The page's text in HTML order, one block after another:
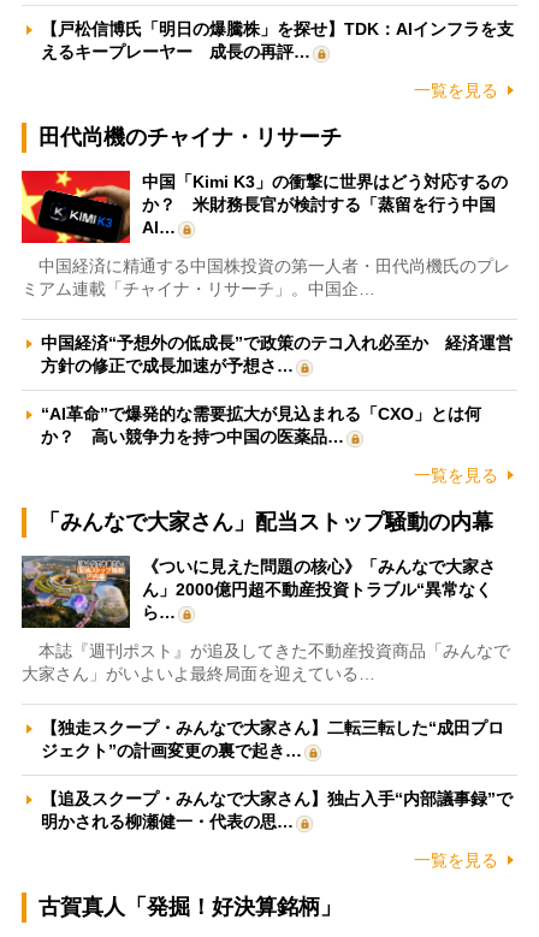
【戸松信博氏「明日の爆騰株」を探せ】TDK：AIインフラを支
えるキープレーヤー 成長の再評…
一覧を見る
田代尚機のチャイナ・リサーチ
中国「Kimi K3」の衝撃に世界はどう対応するの
か？ 米財務長官が検討する「蒸留を行う中国
AI…
中国経済に精通する中国株投資の第一人者・田代尚機氏のプレ
ミアム連載「チャイナ・リサーチ」。中国企…
中国経済“予想外の低成長”で政策のテコ入れ必至か 経済運営
方針の修正で成長加速が予想さ…
“AI革命”で爆発的な需要拡大が見込まれる「CXO」とは何
か？ 高い競争力を持つ中国の医薬品…
一覧を見る
「みんなで大家さん」配当ストップ騒動の内幕
《ついに見えた問題の核心》「みんなで大家さ
ん」2000億円超不動産投資トラブル“異常なく
ら…
本誌『週刊ポスト』が追及してきた不動産投資商品「みんなで
大家さん」がいよいよ最終局面を迎えている…
【独走スクープ・みんなで大家さん】二転三転した“成田プロ
ジェクト”の計画変更の裏で起き…
【追及スクープ・みんなで大家さん】独占入手“内部議事録”で
明かされる柳瀬健一・代表の思…
一覧を見る
古賀真人「発掘！好決算銘柄」